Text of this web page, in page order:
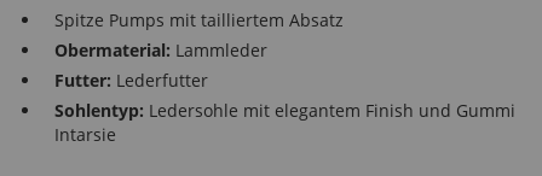
Spitze Pumps mit tailliertem Absatz
Obermaterial: Lammleder
Futter: Lederfutter
Sohlentyp: Ledersohle mit elegantem Finish und Gummi
Intarsie